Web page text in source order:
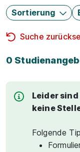
Sortierung
Suche
0
Leider
keine
Folgende